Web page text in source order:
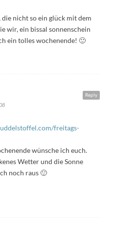
die nicht so ein glück mit dem
wir, ein bissal sonnenschein
ein tolles wochenende! 🙂
Reply
freitags-
wünsche ich euch.
Wetter und die Sonne
noch raus 🙂